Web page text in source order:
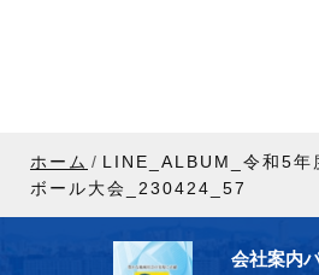
ホーム
LINE_ALBUM_令和5年
ボール大会_230424_57
会社案内